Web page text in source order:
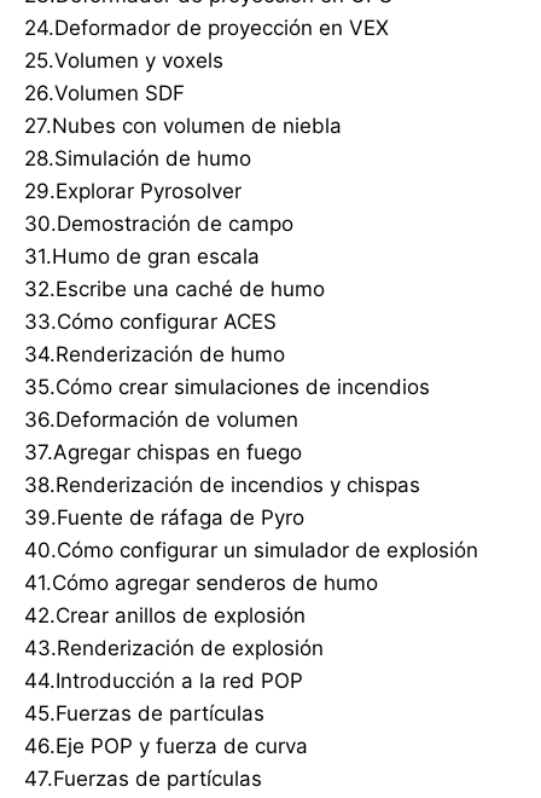
24.Deformador de proyección en VEX
25.Volumen y voxels
26.Volumen SDF
27.Nubes con volumen de niebla
28.Simulación de humo
29.Explorar Pyrosolver
30.Demostración de campo
31.Humo de gran escala
32.Escribe una caché de humo
33.Cómo configurar ACES
34.Renderización de humo
35.Cómo crear simulaciones de incendios
36.Deformación de volumen
37.Agregar chispas en fuego
38.Renderización de incendios y chispas
39.Fuente de ráfaga de Pyro
40.Cómo configurar un simulador de explosión
41.Cómo agregar senderos de humo
42.Crear anillos de explosión
43.Renderización de explosión
44.Introducción a la red POP
45.Fuerzas de partículas
46.Eje POP y fuerza de curva
47.Fuerzas de partículas